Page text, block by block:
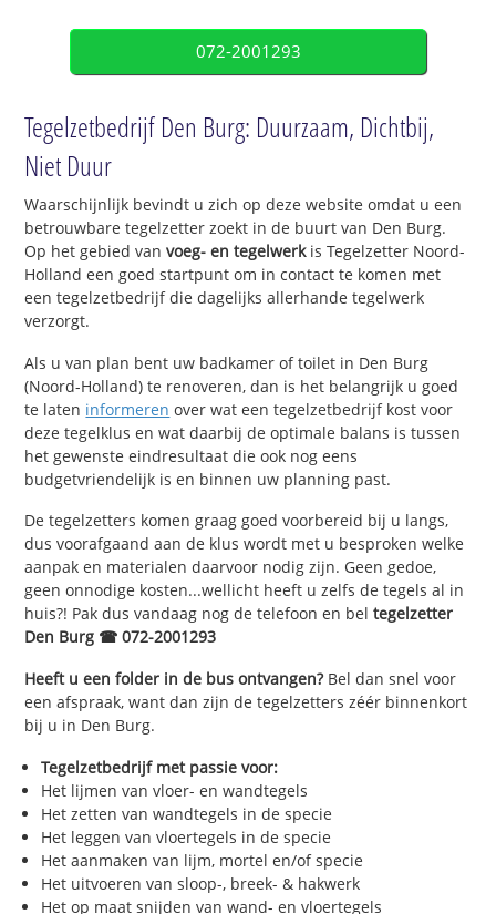
072-2001293
Tegelzetbedrijf Den Burg: Duurzaam, Dichtbij,
Niet Duur
Waarschijnlijk bevindt u zich op deze website omdat u een
betrouwbare tegelzetter zoekt in de buurt van Den Burg.
Op het gebied van voeg- en tegelwerkis Tegelzetter Noord-
Holland een goed startpunt om in contact te komen met
een tegelzetbedrijf die dagelijks allerhande tegelwerk
verzorgt.
Als u van plan bent uw badkamer of toilet in Den Burg
(Noord-Holland) te renoveren, dan is het belangrijk u goed
te laten informeren over wat een tegelzetbedrijf kost voor
deze tegelklus en wat daarbij de optimale balans is tussen
het gewenste eindresultaat die ook nog eens
budgetvriendelijk is en binnen uw planning past.
De tegelzetters komen graag goed voorbereid bij u langs,
dus voorafgaand aan de klus wordt met u besproken welke
aanpak en materialen daarvoor nodig zijn. Geen gedoe,
geen onnodige kosten...wellicht heeft u zelfs de tegels al in
huis?! Pak dus vandaag nog de telefoon en beltegelzetter
Den Burg ☎ 072-2001293
Heeft u een folder in de bus ontvangen?Bel dan snel voor
een afspraak, want dan zijn de tegelzetters zéér binnenkort
bij u in Den Burg.
Tegelzetbedrijf met passie voor:
Het lijmen van vloer- en wandtegels
Het zetten van wandtegels in de specie
Het leggen van vloertegels in de specie
Het aanmaken van lijm, mortel en/of specie
Het uitvoeren van sloop-, breek- & hakwerk
Het op maat snijden van wand- en vloertegels